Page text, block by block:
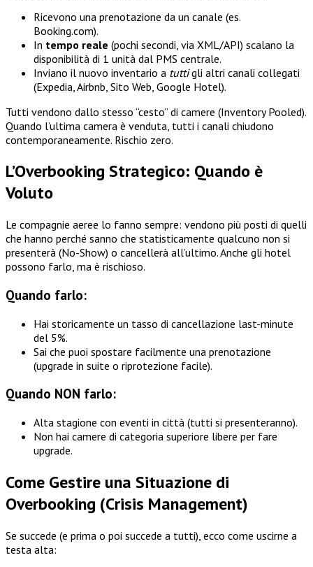
Ricevono una prenotazione da un canale (es.
Booking.com).
In tempo reale (pochi secondi, via XML/API) scalano la
disponibilità di 1 unità dal PMS centrale.
Inviano il nuovo inventario a tuttigli altri canali collegati
(Expedia, Airbnb, Sito Web, Google Hotel).
Tutti vendono dallo stesso “cesto” di camere (Inventory Pooled).
Quando l’ultima camera è venduta, tutti i canali chiudono
contemporaneamente. Rischio zero.
L’Overbooking Strategico: Quando è
Voluto
Le compagnie aeree lo fanno sempre: vendono più posti di quelli
che hanno perché sanno che statisticamente qualcuno non si
presenterà (No-Show) o cancellerà all’ultimo. Anche gli hotel
possono farlo, ma è rischioso.
Quando farlo:
Hai storicamente un tasso di cancellazione last-minute
del 5%.
Sai che puoi spostare facilmente una prenotazione
(upgrade in suite o riprotezione facile).
Quando NON farlo:
Alta stagione con eventi in città (tutti si presenteranno).
Non hai camere di categoria superiore libere per fare
upgrade.
Come Gestire una Situazione di
Overbooking (Crisis Management)
Se succede (e prima o poi succede a tutti), ecco come uscirne a
testa alta: